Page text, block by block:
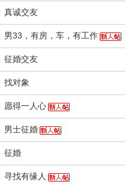
真诚交友
男33，有房，车，有工作
征婚交友
找对象
愿得一人心
男士征婚
征婚
寻找有缘人